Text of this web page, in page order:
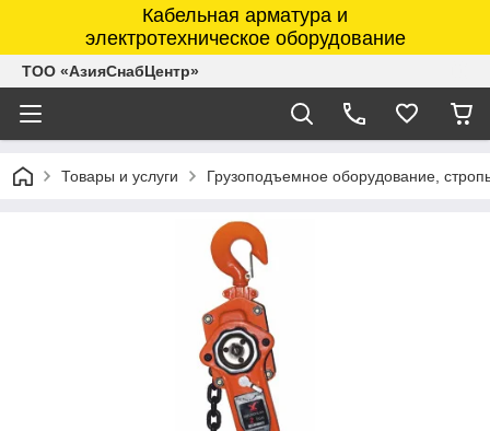
Кабельная арматура и
электротехническое оборудование
ТОО «АзияСнабЦентр»
Товары и услуги Грузоподъемное оборудование,